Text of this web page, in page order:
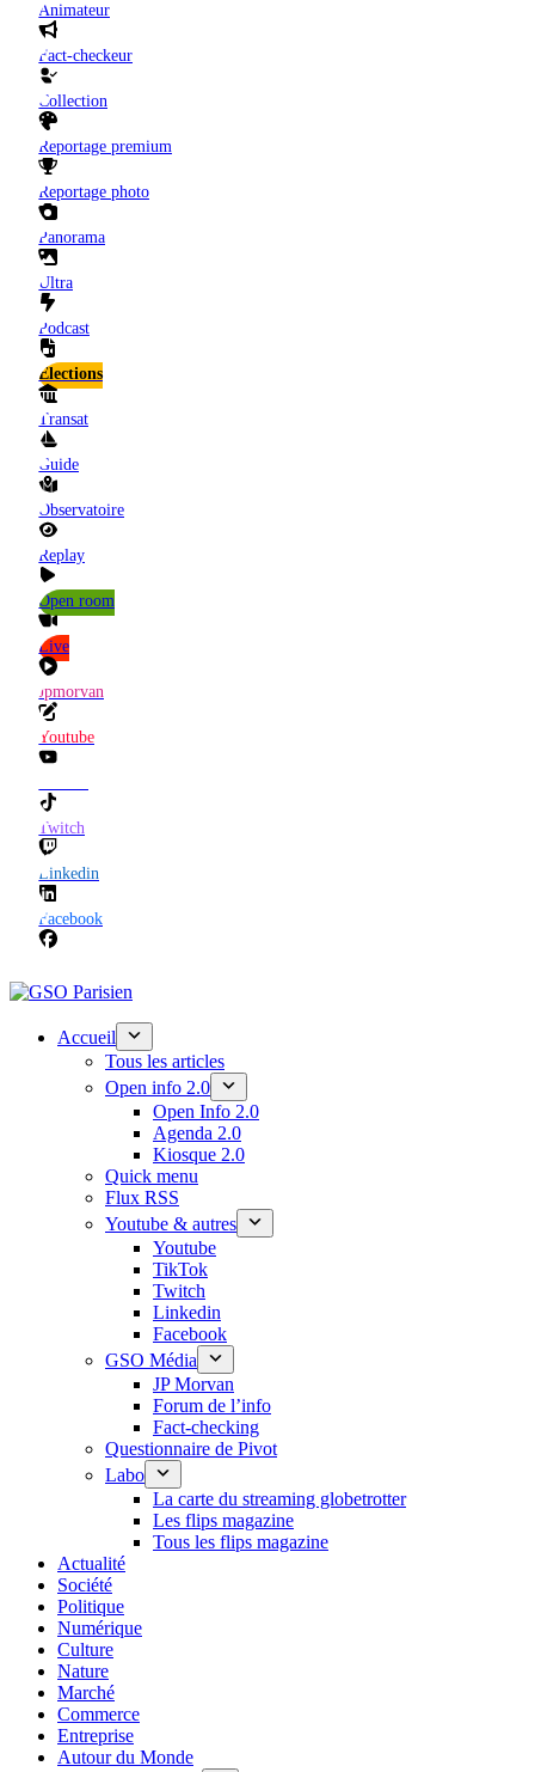
Animateur
Fact-checkeur
Collection
Reportage premium
Reportage photo
Panorama
Ultra
Podcast
Elections
Transat
Guide
Observatoire
Replay
Open room
Live
Jpmorvan
Youtube
Twitch
Linkedin
Facebook
Accueil
Tous les articles
Open info 2.0
Open Info 2.0
Agenda 2.0
Kiosque 2.0
Quick menu
Flux RSS
Youtube & autres
Youtube
TikTok
Twitch
Linkedin
Facebook
GSO Média
JP Morvan
Forum de l’info
Fact-checking
Questionnaire de Pivot
Labo
La carte du streaming globetrotter
Les flips magazine
Tous les flips magazine
Actualité
Société
Politique
Numérique
Culture
Nature
Marché
Commerce
Entreprise
Autour du Monde